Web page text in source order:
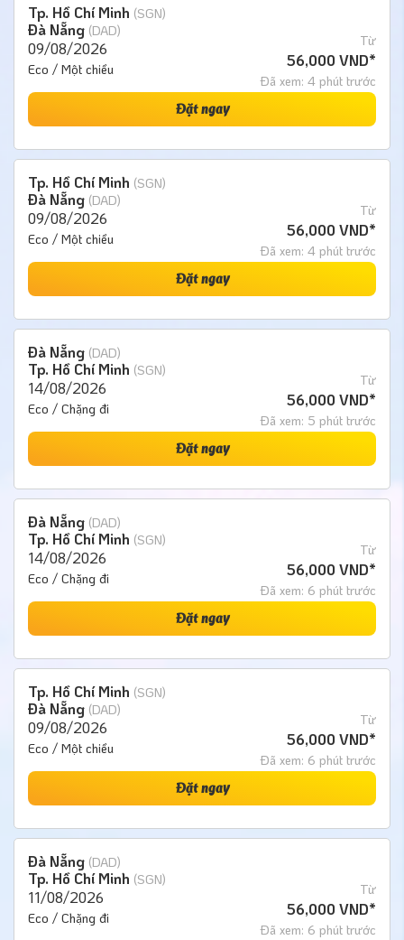
Tp. Hồ Chí Minh (SGN)
Đà Nẵng (DAD)
09/08/2026
Eco / Một chiều
Từ
56,000 VND*
Đã xem: 4 phút trước
Đặt ngay
Tp. Hồ Chí Minh (SGN)
Đà Nẵng (DAD)
09/08/2026
Eco / Một chiều
Từ
56,000 VND*
Đã xem: 4 phút trước
Đặt ngay
Đà Nẵng (DAD)
Tp. Hồ Chí Minh (SGN)
14/08/2026
Eco / Chặng đi
Từ
56,000 VND*
Đã xem: 5 phút trước
Đặt ngay
Đà Nẵng (DAD)
Tp. Hồ Chí Minh (SGN)
14/08/2026
Eco / Chặng đi
Từ
56,000 VND*
Đã xem: 6 phút trước
Đặt ngay
Tp. Hồ Chí Minh (SGN)
Đà Nẵng (DAD)
09/08/2026
Eco / Một chiều
Từ
56,000 VND*
Đã xem: 6 phút trước
Đặt ngay
Đà Nẵng (DAD)
Tp. Hồ Chí Minh (SGN)
11/08/2026
Eco / Chặng đi
Từ
56,000 VND*
Đã xem: 6 phút trước